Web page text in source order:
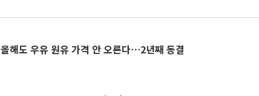
올해도 우유 원유 가격 안 오른다⋯2년째 동결